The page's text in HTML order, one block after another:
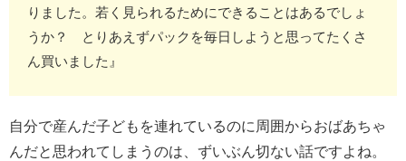
りました。若く見られるためにできることはあるでしょ
うか？ とりあえずパックを毎日しようと思ってたくさ
ん買いました』
自分で産んだ子どもを連れているのに周囲からおばあちゃ
んだと思われてしまうのは、ずいぶん切ない話ですよね。